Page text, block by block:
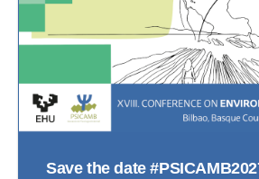
Save the date